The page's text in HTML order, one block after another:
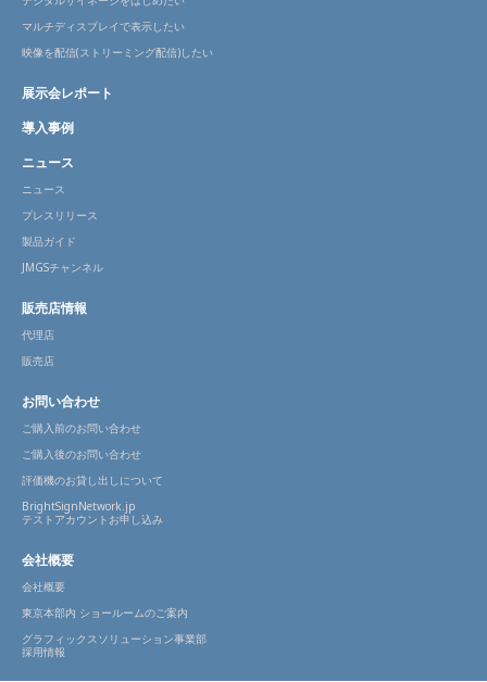
マルチディスプレイで表示したい
映像を配信(ストリーミング配信)したい
展示会レポート
導入事例
ニュース
ニュース
プレスリリース
製品ガイド
JMGSチャンネル
販売店情報
代理店
販売店
お問い合わせ
ご購入前のお問い合わせ
ご購入後のお問い合わせ
評価機のお貸し出しについて
BrightSignNetwork.jp
テストアカウントお申し込み
会社概要
会社概要
東京本部内 ショールームのご案内
グラフィックスソリューション事業部
採用情報